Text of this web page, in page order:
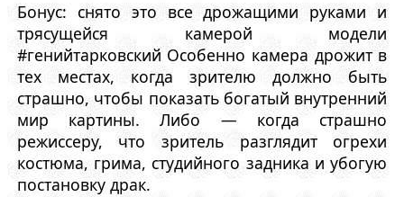
Бонус: снято это все дрожащими руками и
трясущейся камерой модели
#генийтарковский Особенно камера дрожит в
тех местах, когда зрителю должно быть
страшно, чтобы показать богатый внутренний
мир картины. Либо — когда страшно
режиссеру, что зритель разглядит огрехи
костюма, грима, студийного задника и убогую
постановку драк.